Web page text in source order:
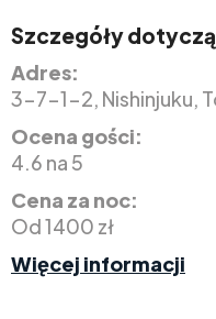
Szczegóły
Adres:
3-7-1-2, Nishinjuku,
Ocena gości:
4.6 na 5
Cena za noc:
Od 1400 zł
Więcej informacji